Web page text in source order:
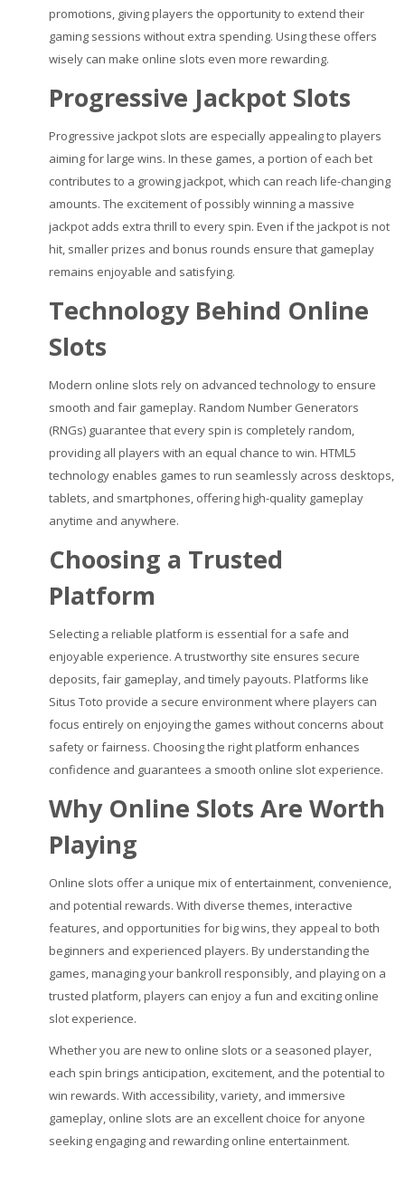
promotions, giving players the opportunity to extend their
gaming sessions without extra spending. Using these offers
wisely can make online slots even more rewarding.
Progressive Jackpot Slots
Progressive jackpot slots are especially appealing to players
aiming for large wins. In these games, a portion of each bet
contributes to a growing jackpot, which can reach life-changing
amounts. The excitement of possibly winning a massive
jackpot adds extra thrill to every spin. Even if the jackpot is not
hit, smaller prizes and bonus rounds ensure that gameplay
remains enjoyable and satisfying.
Technology Behind Online
Slots
Modern online slots rely on advanced technology to ensure
smooth and fair gameplay. Random Number Generators
(RNGs) guarantee that every spin is completely random,
providing all players with an equal chance to win. HTML5
technology enables games to run seamlessly across desktops,
tablets, and smartphones, offering high-quality gameplay
anytime and anywhere.
Choosing a Trusted
Platform
Selecting a reliable platform is essential for a safe and
enjoyable experience. A trustworthy site ensures secure
deposits, fair gameplay, and timely payouts. Platforms like
Situs Toto provide a secure environment where players can
focus entirely on enjoying the games without concerns about
safety or fairness. Choosing the right platform enhances
confidence and guarantees a smooth online slot experience.
Why Online Slots Are Worth
Playing
Online slots offer a unique mix of entertainment, convenience,
and potential rewards. With diverse themes, interactive
features, and opportunities for big wins, they appeal to both
beginners and experienced players. By understanding the
games, managing your bankroll responsibly, and playing on a
trusted platform, players can enjoy a fun and exciting online
slot experience.
Whether you are new to online slots or a seasoned player,
each spin brings anticipation, excitement, and the potential to
win rewards. With accessibility, variety, and immersive
gameplay, online slots are an excellent choice for anyone
seeking engaging and rewarding online entertainment.